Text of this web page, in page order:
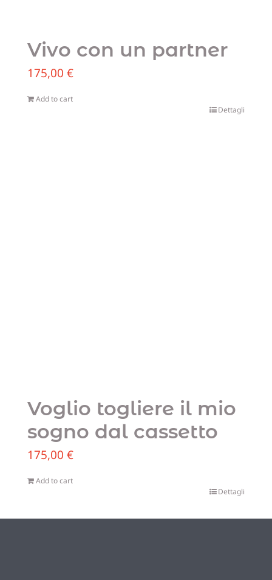
Vivo con un partner
175,00 €
Add to cart
Dettagli
Voglio togliere il mio
sogno dal cassetto
175,00 €
Add to cart
Dettagli